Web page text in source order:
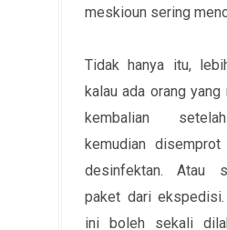
meskioun sering
Tidak hanya itu,
kalau ada orang yang
kembalian
kemudian
desinfektan. Atau
paket dari
ini boleh sekali